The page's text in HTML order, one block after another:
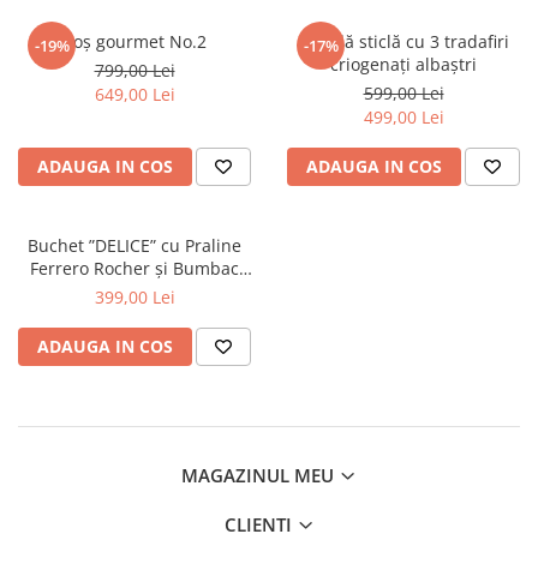
-19%Coș gourmet No.2
799,00 Lei
649,00 Lei
ADAUGA IN COS
-17%
Cupolă sticlă cu 3 tradafiri
criogenați albaștri
599,00 Lei
499,00 Lei
ADAUGA IN COS
Buchet ”DELICE” cu Praline
Ferrero Rocher și Bumbac
Natural
399,00 Lei
ADAUGA IN COS
MAGAZINUL MEU
CLIENTI